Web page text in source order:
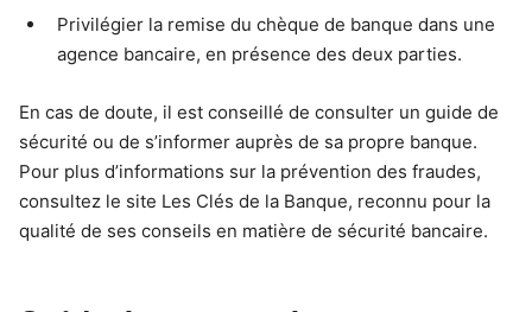
Privilégier la remise du chèque de banque dans une
agence bancaire, en présence des deux parties.
En cas de doute, il est conseillé de consulter un guide de
sécurité ou de s’informer auprès de sa propre banque.
Pour plus d’informations sur la prévention des fraudes,
consultez le site Les Clés de la Banque, reconnu pour la
qualité de ses conseils en matière de sécurité bancaire.